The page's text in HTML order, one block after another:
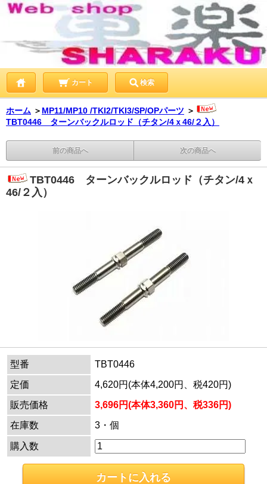
カート 検索
ホーム ＞ MP11/MP10 /TKI2/TKI3/SP/OPパーツ ＞
TBT0446 ターンバックルロッド（チタン/4ｘ46/２入）
前の商品へ 次の商品へ
TBT0446 ターンバックルロッド（チタン/4ｘ
46/２入）
型番
TBT0446
定価
4,620円(本体4,200円、税420円)
販売価格
3,696円(本体3,360円、税336円)
在庫数
3・個
購入数